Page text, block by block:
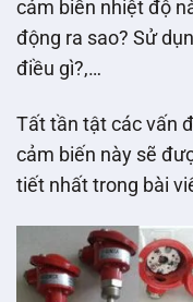
cảm biến nhiệt độ
động ra sao? Sử
điều gì?,…
Tất tần tật các vấn
cảm biến này sẽ
tiết nhất trong bài